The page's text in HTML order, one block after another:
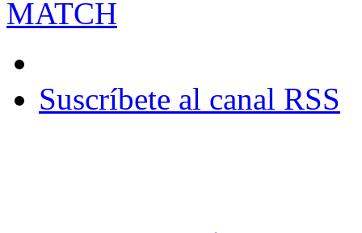
Suscríbete al canal RSS